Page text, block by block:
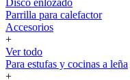
Disco enlozado
Parrilla para calefactor
Accesorios
+
Ver todo
Para estufas y cocinas a leña
+